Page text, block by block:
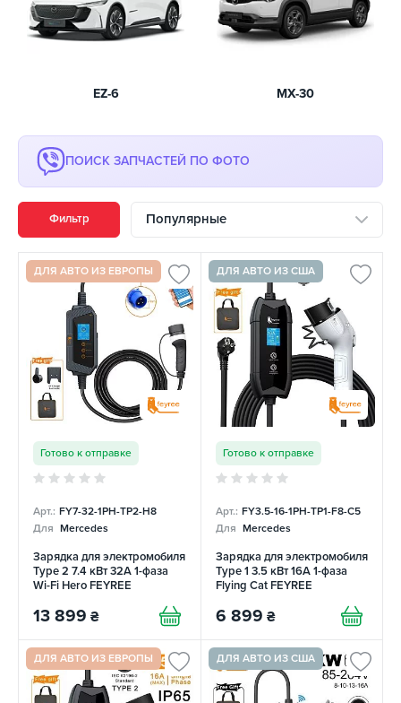
EZ-6 MX-30
ПОИСК ЗАПЧАСТЕЙ ПО ФОТО
Фильтр Популярные
ДЛЯ АВТО ИЗ ЕВРОПЫ
Готово к отправке
Арт.: FY7-32-1PH-TP2-H8
Для Mercedes
Зарядка для электромобиля
Type 2 7.4 кВт 32А 1-фаза
Wi-Fi Hero FEYREE
13 899 ₴
ДЛЯ АВТО ИЗ США
Готово к отправке
Арт.: FY3.5-16-1PH-TP1-F8-C5
Для Mercedes
Зарядка для электромобиля
Type 1 3.5 кВт 16А 1-фаза
Flying Cat FEYREE
6 899 ₴
ДЛЯ АВТО ИЗ ЕВРОПЫ ДЛЯ АВТО ИЗ США